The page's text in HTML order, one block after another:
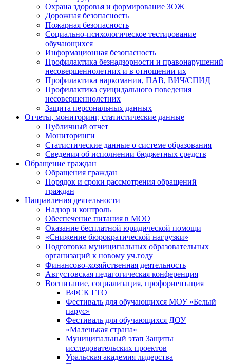
Охрана здоровья и формирование ЗОЖ
Дорожная безопасность
Пожарная безопасность
Социально-психологическое тестирование
обучающихся
Информационная безопасность
Профилактика безнадзорности и правонарушений
несовершеннолетних и в отношении их
Профилактика наркомании, ПАВ, ВИЧ/СПИД
Профилактика суицидального поведения
несовершеннолетних
Защита персональных данных
Отчеты, мониторинг, статистические данные
Публичный отчет
Мониторинги
Статистические данные о системе образования
Сведения об исполнении бюджетных средств
Обращение граждан
Обращения граждан
Порядок и сроки рассмотрения обращений
граждан
Направления деятельности
Надзор и контроль
Обеспечение питания в МОО
Оказание бесплатной юридической помощи
«Снижение бюрократической нагрузки»
Подготовка муниципальных образовательных
организаций к новому уч.году
Финансово-хозяйственная деятельность
Августовская педагогическая конференция
Воспитание, социализация, профориентация
ВФСК ГТО
Фестиваль для обучающихся МОУ «Белый
парус»
Фестиваль для обучающихся ДОУ
«Маленькая страна»
Муниципальный этап Защиты
исследовательских проектов
Уральская академия лидерства